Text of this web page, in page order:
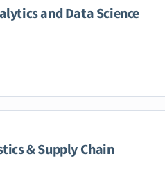
and Data Science
& Supply Chain